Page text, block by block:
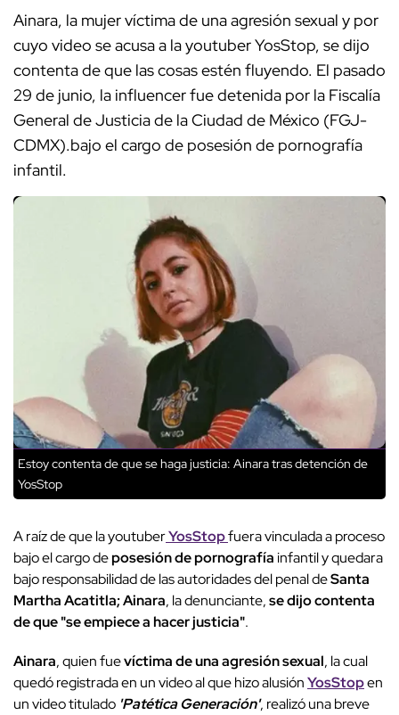
Ainara, la mujer víctima de una agresión sexual y por
cuyo video se acusa a la youtuber YosStop, se dijo
contenta de que las cosas estén fluyendo. El pasado
29 de junio, la influencer fue detenida por la Fiscalía
General de Justicia de la Ciudad de México (FGJ-
CDMX).bajo el cargo de posesión de pornografía
infantil.
Estoy contenta de que se haga justicia: Ainara tras detención de
YosStop
A raíz de que la youtuberYosStopfuera vinculada a proceso
bajo el cargo deposesión de pornografíainfantil y quedara
bajo responsabilidad de las autoridades del penal deSanta
Martha Acatitla;Ainara, la denunciante,se dijo contenta
de que "se empiece a hacer justicia".
Ainara, quien fuevíctima de una agresión sexual, la cual
quedó registrada en un video al que hizo alusiónYosStopen
un video titulado 'Patética Generación', realizó una breve